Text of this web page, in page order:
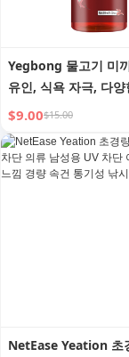
Yegbong 물고기 미
유인, 식욕 자극, 다양
물 포획
$9.00$15.00
NetEase Yeation 초